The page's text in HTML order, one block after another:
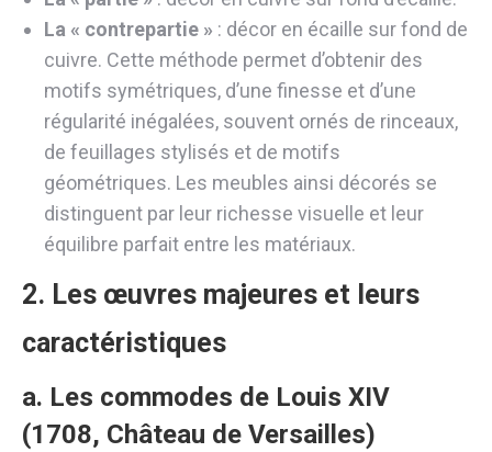
La « contrepartie » : décor en écaille sur fond de
cuivre. Cette méthode permet d’obtenir des
motifs symétriques, d’une finesse et d’une
régularité inégalées, souvent ornés de rinceaux,
de feuillages stylisés et de motifs
géométriques. Les meubles ainsi décorés se
distinguent par leur richesse visuelle et leur
équilibre parfait entre les matériaux.
2. Les œuvres majeures et leurs
caractéristiques
a. Les commodes de Louis XIV
(1708, Château de Versailles)